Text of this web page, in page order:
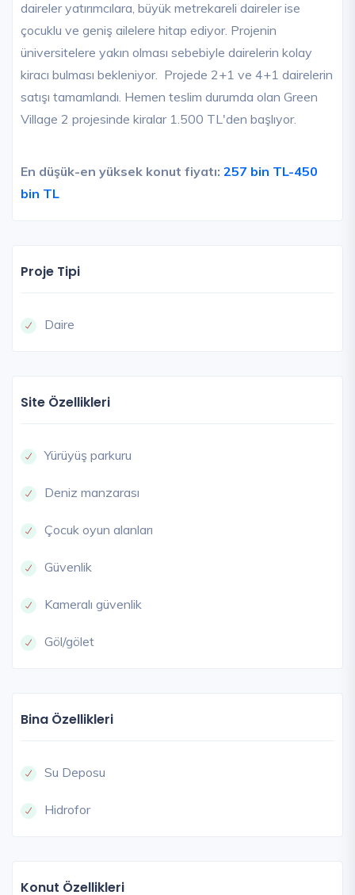
daireler yatırımcılara, büyük metrekareli daireler ise
çocuklu ve geniş ailelere hitap ediyor. Projenin
üniversitelere yakın olması sebebiyle dairelerin kolay
kiracı bulması bekleniyor. Projede 2+1 ve 4+1 dairelerin
satışı tamamlandı. Hemen teslim durumda olan Green
Village 2 projesinde kiralar 1.500 TL'den başlıyor.
En düşük-en yüksek konut fiyatı: 257 bin TL-450
bin TL
Proje Tipi
Daire
Site Özellikleri
Yürüyüş parkuru
Deniz manzarası
Çocuk oyun alanları
Güvenlik
Kameralı güvenlik
Göl/gölet
Bina Özellikleri
Su Deposu
Hidrofor
Konut Özellikleri